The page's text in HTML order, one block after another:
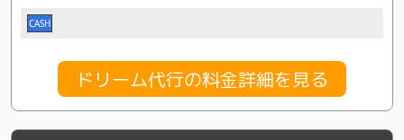
CASH
ドリーム代行の料金詳細を見る